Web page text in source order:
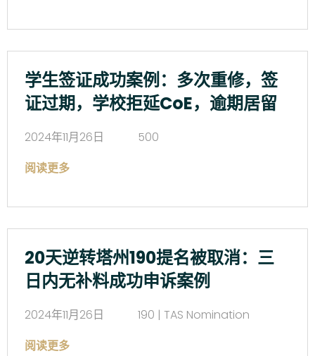
学生签证成功案例：多次重修，签
证过期，学校拒延CoE，逾期居留
2024年11月26日
500
阅读更多
20天逆转塔州190提名被取消：三
日内无补料成功申诉案例
2024年11月26日
190 | TAS Nomination
阅读更多